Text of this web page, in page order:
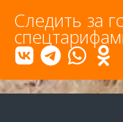
Следить за